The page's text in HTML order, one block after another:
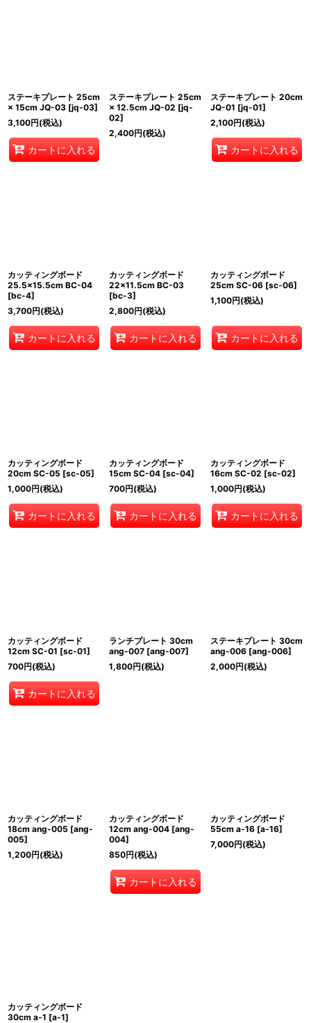
ステーキプレート 25cm
× 15cm JQ-03 [jq-03]
3,100円(税込)
カートに入れる
ステーキプレート 25cm
× 12.5cm JQ-02 [jq-
02]
2,400円(税込)
ステーキプレート 20cm
JQ-01 [jq-01]
2,100円(税込)
カートに入れる
カッティングボード
25.5×15.5cm BC-04
[bc-4]
3,700円(税込)
カートに入れる
カッティングボード
22×11.5cm BC-03
[bc-3]
2,800円(税込)
カートに入れる
カッティングボード
25cm SC-06 [sc-06]
1,100円(税込)
カートに入れる
カッティングボード
20cm SC-05 [sc-05]
1,000円(税込)
カートに入れる
カッティングボード
15cm SC-04 [sc-04]
700円(税込)
カートに入れる
カッティングボード
16cm SC-02 [sc-02]
1,000円(税込)
カートに入れる
カッティングボード
12cm SC-01 [sc-01]
700円(税込)
カートに入れる
ランチプレート 30cm
ang-007 [ang-007]
1,800円(税込)
ステーキプレート 30cm
ang-006 [ang-006]
2,000円(税込)
カッティングボード
18cm ang-005 [ang-
005]
1,200円(税込)
カッティングボード
12cm ang-004 [ang-
004]
850円(税込)
カートに入れる
カッティングボード
55cm a-16 [a-16]
7,000円(税込)
カッティングボード
30cm a-1 [a-1]